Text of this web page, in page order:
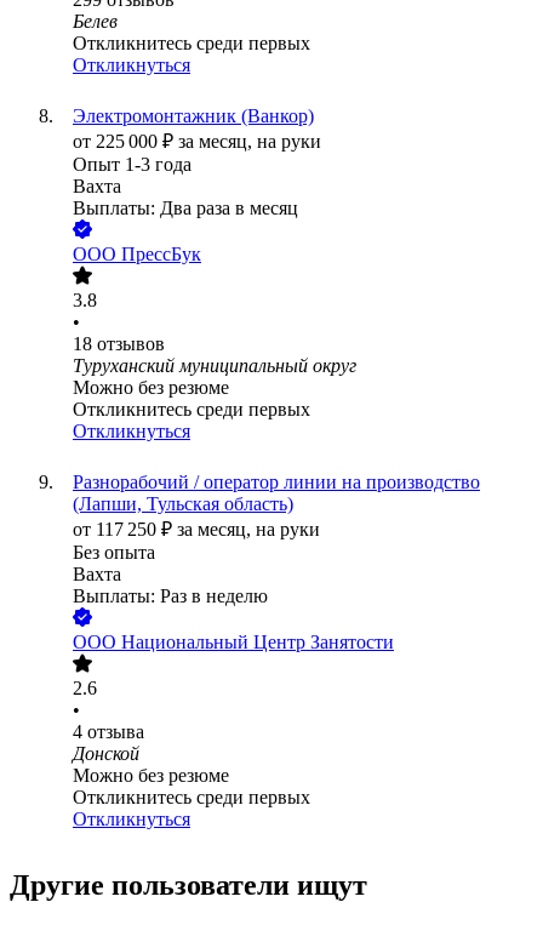
Белев
Откликнитесь среди первых
Откликнуться
Электромонтажник (Ванкор)
от 225 000 ₽ за месяц, на руки
Опыт 1-3 года
Вахта
Выплаты: Два раза в месяц
ООО ПрессБук
3.8
•
18 отзывов
Туруханский муниципальный округ
Можно без резюме
Откликнитесь среди первых
Откликнуться
Разнорабочий / оператор линии на производство
(Лапши, Тульская область)
от 117 250 ₽ за месяц, на руки
Без опыта
Вахта
Выплаты: Раз в неделю
ООО Национальный Центр Занятости
2.6
•
4 отзыва
Донской
Можно без резюме
Откликнитесь среди первых
Откликнуться
Другие пользователи ищут